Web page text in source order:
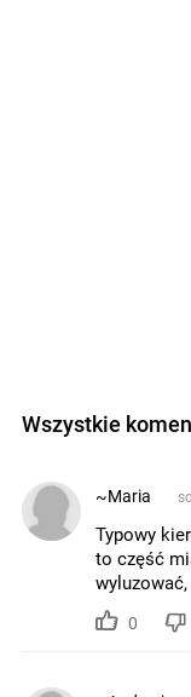
Wszystkie
~Maria
Typowy
to część
0